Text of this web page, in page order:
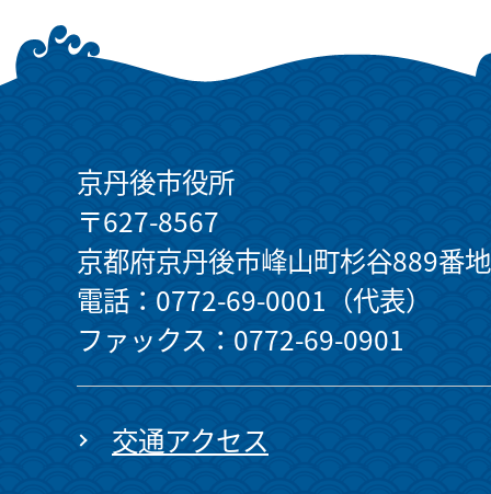
京丹後市役所
〒627-8567
京都府京丹後市峰山町杉谷889番地
電話：0772-69-0001（代表）
ファックス：0772-69-0901
交通アクセス